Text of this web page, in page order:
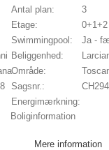
Antal plan:
3
Etage:
0+1+2
Swimmingpool:
Ja -
Beliggenhed:
Område:
Sagsnr.:
CH294
Energimærkning:
Boliginformation
Mere information